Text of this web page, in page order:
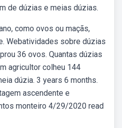
de dúzias e meias dúzias.
como ovos ou maçãs,
Webatividades sobre dúzias
36 ovos. Quantas dúzias
agricultor colheu 144
dúzia. 3 years 6 months.
ascendente e
monteiro 4/29/2020 read